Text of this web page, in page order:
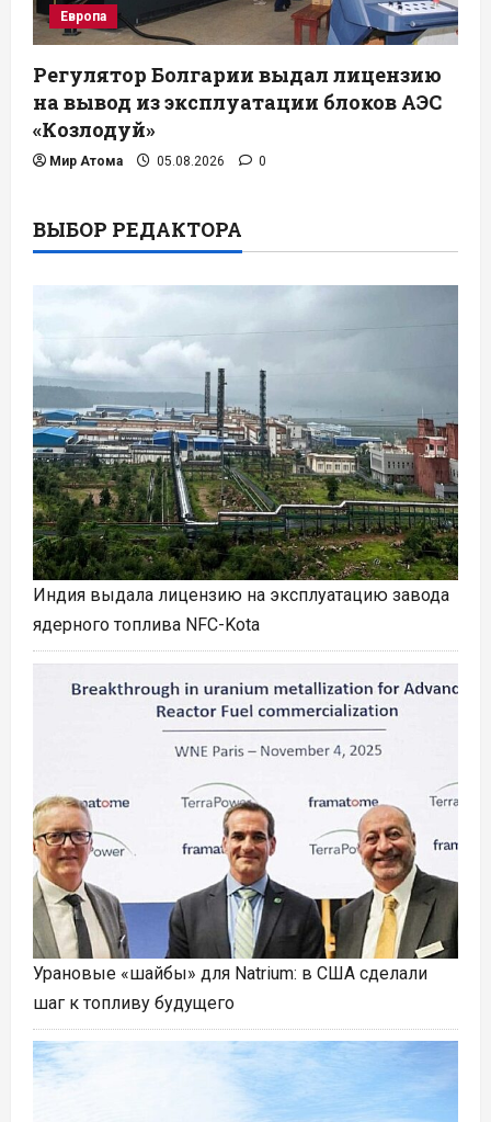
Европа
Регулятор Болгарии выдал лицензию
на вывод из эксплуатации блоков АЭС
«Козлодуй»
Мир Атома 05.08.2026 0
ВЫБОР РЕДАКТОРА
Индия выдала лицензию на эксплуатацию завода
ядерного топлива NFC-Kota
Урановые «шайбы» для Natrium: в США сделали
шаг к топливу будущего